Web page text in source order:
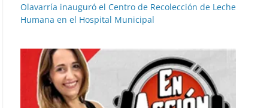
Olavarría inauguró el Centro de Recolección de Leche
Humana en el Hospital Municipal